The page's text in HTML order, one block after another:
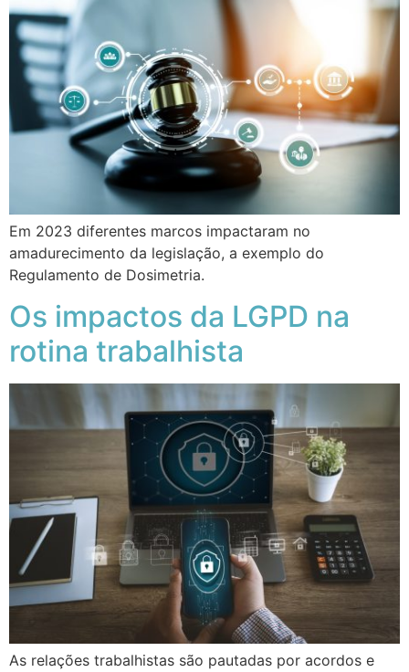
Em 2023 diferentes marcos impactaram no
amadurecimento da legislação, a exemplo do
Regulamento de Dosimetria.
Os impactos da LGPD na
rotina trabalhista
As relações trabalhistas são pautadas por acordos e